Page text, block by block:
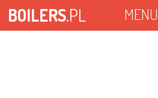
zumBOILERS.PL MENU